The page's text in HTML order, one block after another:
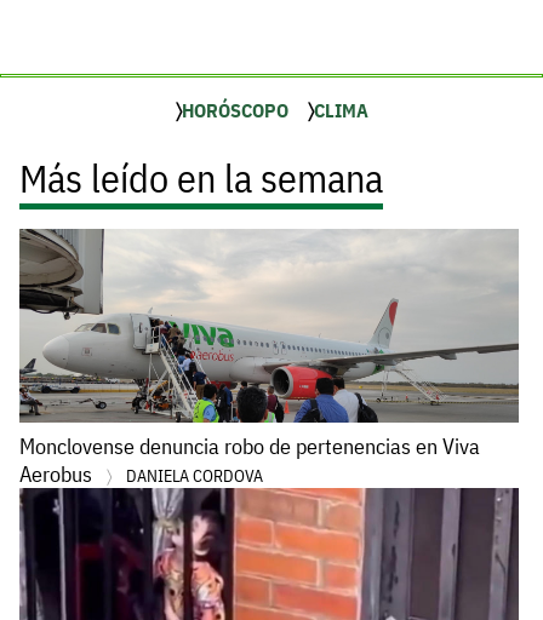
HORÓSCOPO CLIMA
Más leído en la semana
Monclovense denuncia robo de pertenencias en Viva
Aerobus
DANIELA CORDOVA